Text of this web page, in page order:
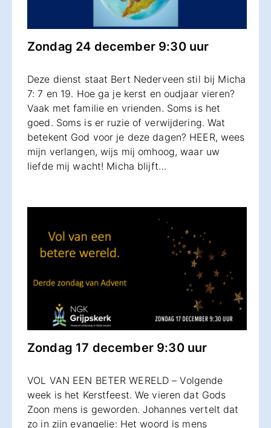
Zondag 24 december 9:30 uur
Deze dienst staat Bert Nederveen stil bij Micha
7: 7 en 19. Hoe ga je kerst en oudjaar vieren?
Vaak met familie en vrienden. Soms is het
goed. Soms is er ruzie of verwijdering. Wat
betekent God voor je deze dagen? HEER, wees
mijn verlangen, wijs mij omhoog, waar uw
liefde mij wacht! Micha blijft…
Zondag 17 december 9:30 uur
VOL VAN EEN BETER WERELD – Volgende
week is het Kerstfeest. We vieren dat Gods
Zoon mens is geworden. Johannes vertelt dat
zo in zijn evangelie: Het woord is mens